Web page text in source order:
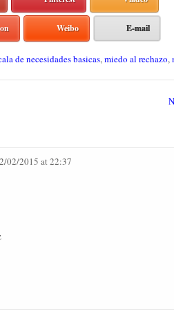
Weibo E-mail
de necesidades basicas,miedo al rechazo,
02/2015 at 22:37